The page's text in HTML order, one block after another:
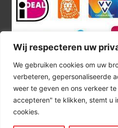
Wij respecteren uw
We gebruiken cookies om uw
verbeteren, gepersonaliseerde
weer te geven en ons verkeer
accepteren" te klikken, stemt u
cookies.